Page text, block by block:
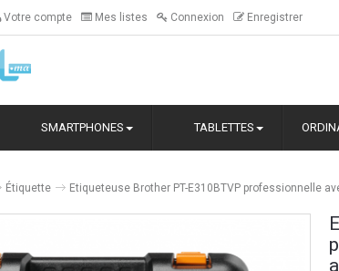
Votre compte Mes listes Connexion Enregistrer
SMARTPHONES TABLETTES
Étiquette Etiqueteuse Brother PT-E310BTVP professionnelle